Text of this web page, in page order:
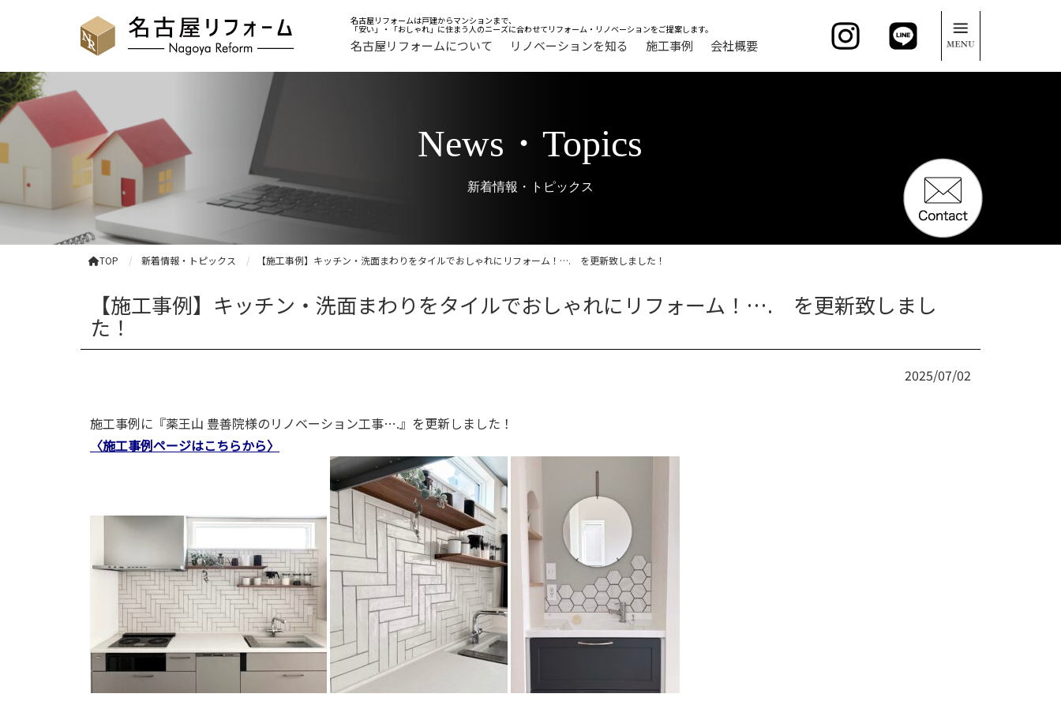
名古屋リフォームは戸建からマンションまで、
「安い」・「おしゃれ」に住まう人のニーズに合わせてリフォーム・リノベーションをご提案します。
名古屋リフォームについて リノベーションを知る 施工事例 会社概要
News・Topics
新着情報・トピックス
TOP 新着情報・トピックス 【施工事例】キッチン・洗面まわりをタイルでおしゃれにリフォーム！…. を更新致しました！
【施工事例】キッチン・洗面まわりをタイルでおしゃれにリフォーム！…. を更新致しまし
た！
2025/07/02
施工事例に『薬王山 豊善院様のリノベーション工事….』 を更新しました！
〈施工事例ページはこちらから〉